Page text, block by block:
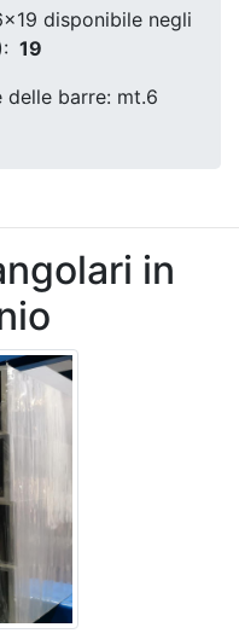
disponibile negli
19
delle barre: mt.6
in